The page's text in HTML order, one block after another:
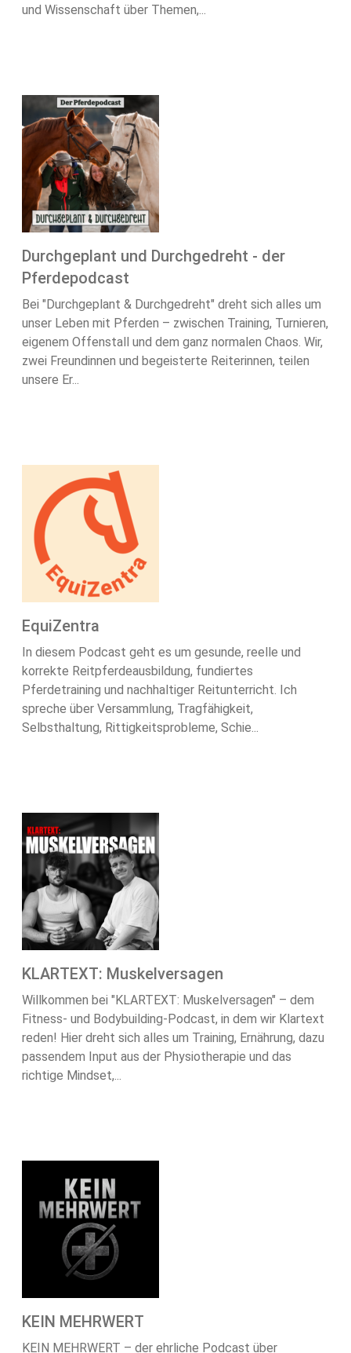
und Wissenschaft über Themen,...
Durchgeplant und Durchgedreht - der
Pferdepodcast
Bei "Durchgeplant & Durchgedreht" dreht sich alles um
unser Leben mit Pferden – zwischen Training, Turnieren,
eigenem Offenstall und dem ganz normalen Chaos. Wir,
zwei Freundinnen und begeisterte Reiterinnen, teilen
unsere Er...
EquiZentra
In diesem Podcast geht es um gesunde, reelle und
korrekte Reitpferdeausbildung, fundiertes
Pferdetraining und nachhaltiger Reitunterricht. Ich
spreche über Versammlung, Tragfähigkeit,
Selbsthaltung, Rittigkeitsprobleme, Schie...
KLARTEXT: Muskelversagen
Willkommen bei "KLARTEXT: Muskelversagen" – dem
Fitness- und Bodybuilding-Podcast, in dem wir Klartext
reden! Hier dreht sich alles um Training, Ernährung, dazu
passendem Input aus der Physiotherapie und das
richtige Mindset,...
KEIN MEHRWERT
KEIN MEHRWERT – der ehrliche Podcast über